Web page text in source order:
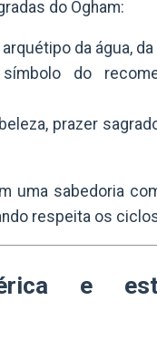
do Ogham:
da água,
do
prazer
uma sabedoria
respeita os
e